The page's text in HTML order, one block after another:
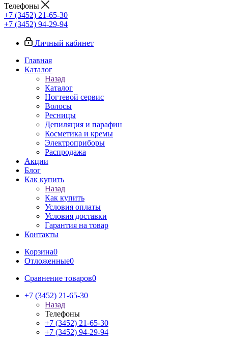
Телефоны
+7 (3452) 21-65-30
+7 (3452) 94-29-94
Личный кабинет
Главная
Каталог
Назад
Каталог
Ногтевой сервис
Волосы
Ресницы
Депиляция и парафин
Косметика и кремы
Электроприборы
Распродажа
Акции
Блог
Как купить
Назад
Как купить
Условия оплаты
Условия доставки
Гарантия на товар
Контакты
Корзина0
Отложенные0
Сравнение товаров0
+7 (3452) 21-65-30
Назад
Телефоны
+7 (3452) 21-65-30
+7 (3452) 94-29-94